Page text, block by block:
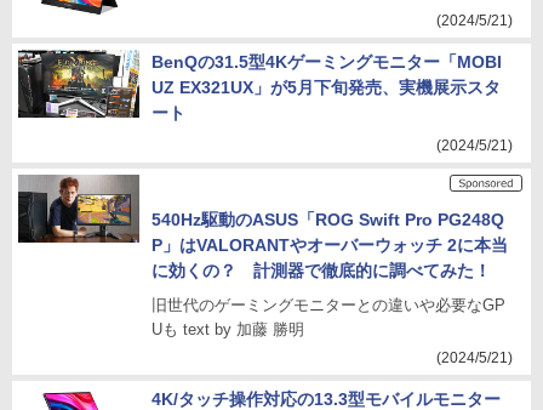
(2024/5/21)
BenQの31.5型4Kゲーミングモニター「MOBI
UZ EX321UX」が5月下旬発売、実機展示スタ
ート
(2024/5/21)
540Hz駆動のASUS「ROG Swift Pro PG248Q
P」はVALORANTやオーバーウォッチ 2に本当
に効くの？ 計測器で徹底的に調べてみた！
旧世代のゲーミングモニターとの違いや必要なGP
Uも text by 加藤 勝明
(2024/5/21)
4K/タッチ操作対応の13.3型モバイルモニター